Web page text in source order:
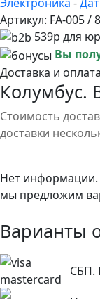
Артикул: FA-005 /
539р для
Вы
Доставка и оплата
Колумбус.
Стоимость
доставки
Нет информации.
мы предложим
Варианты
СБП.